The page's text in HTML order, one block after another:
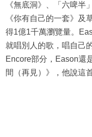
《無底洞》、「六啤半
《你有自己的一套》及
得1億1千萬瀏覽量。
就唱別人的歌，唱自己
Encore部分，Eason還
間（再見）》，他說這